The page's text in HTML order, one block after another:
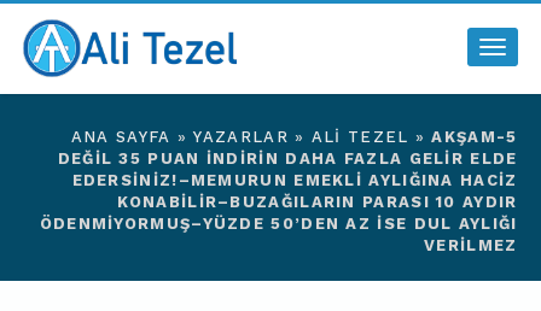
ANA SAYFA »YAZARLAR » ALI TEZEL »AKŞAM-5
DEĞIL 35 PUAN INDIRIN DAHA FAZLA GELIR ELDE
EDERSINIZ!–MEMURUN EMEKLI AYLIĞINA HACIZ
KONABILIR–BUZAĞILARIN PARASI 10 AYDIR
ÖDENMIYORMUŞ–YÜZDE 50’DEN AZ ISE DUL AYLIĞI
VERILMEZ